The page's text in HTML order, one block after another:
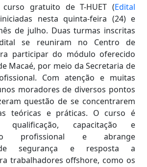
gratuito de T-HUET (Edital
nesta quinta-feira (24) e
de julho. Duas turmas inscritas
se reuniram no Centro de
participar do módulo oferecido
Macaé, por meio da Secretaria de
Com atenção e muitas
moradores de diversos pontos
questão de se concentrarem
teóricas e práticas. O curso é
capacitação e
profissional e abrange
segurança e resposta a
trabalhadores offshore, como os